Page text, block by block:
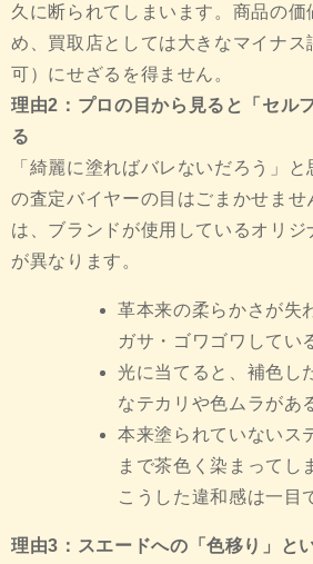
久に断られてしまいます。商品の価
め、買取店としては大きなマイナス
可）にせざるを得ません。
理由2：プロの目から見ると「セル
る
「綺麗に塗ればバレないだろう」
の査定バイヤーの目はごまかせませ
は、ブランドが使用しているオリ
が異なります。
革本来の柔らかさが失
ガサ・ゴワゴワしてい
光に当てると、補色し
なテカリや色ムラがあ
本来塗られていないス
まで茶色く染まってし
こうした違和感は一目
理由3：スエードへの「色移り」と